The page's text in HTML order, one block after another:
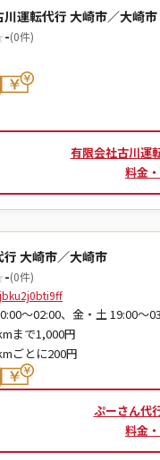
運転代行 大崎市／大崎市
-(0件)
有限会社古川運
料金
大崎市／大崎市
-(0件)
～02:00、金・土 19:00
まで1,000円
ごとに200円
ぷーさん代
料金